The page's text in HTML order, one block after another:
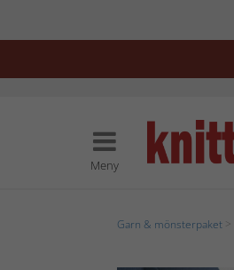
Meny
Garn & mönsterpaket